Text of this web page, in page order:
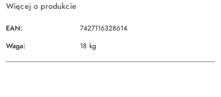
Więcej o produkcie
EAN:
7427116328614
Waga:
18 kg